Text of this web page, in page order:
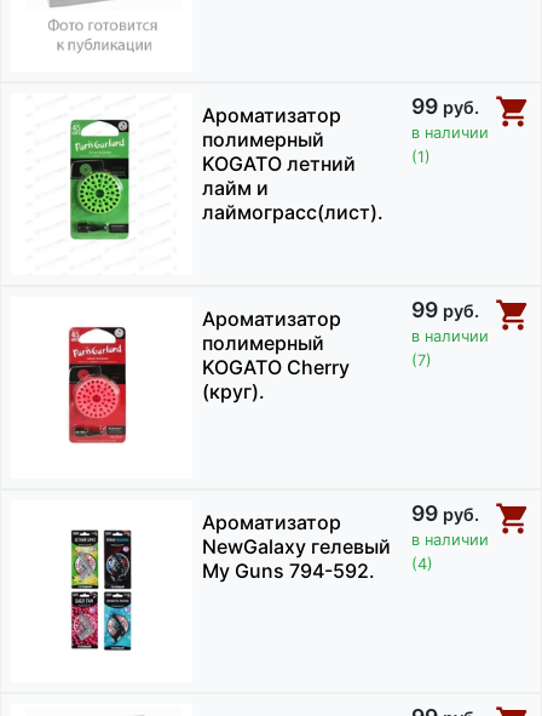
Ароматизатор
полимерный
KOGATO летний
лайм и
лаймограсс(лист).
99 руб.
в наличии
(1)
Ароматизатор
полимерный
KOGATO Cherry
(круг).
99 руб.
в наличии
(7)
Ароматизатор
NewGalaxy гелевый
My Guns 794-592.
99 руб.
в наличии
(4)